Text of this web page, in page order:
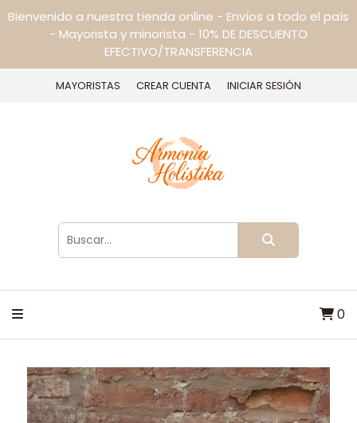
Bienvenido a nuestra tienda online - Envíos a todo el país
- Mayorista y minorista - 10% DE DESCUENTO
EFECTIVO/TRANSFERENCIA
MAYORISTAS CREAR CUENTA INICIAR SESIÓN
0